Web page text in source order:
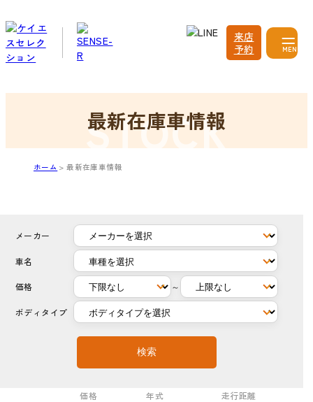
来店
予約
MENU
最新在庫車情報
ホーム 最新在庫車情報
メーカー
車名
価格 ～
ボディタイプ
検索
価格
年式
走行距離